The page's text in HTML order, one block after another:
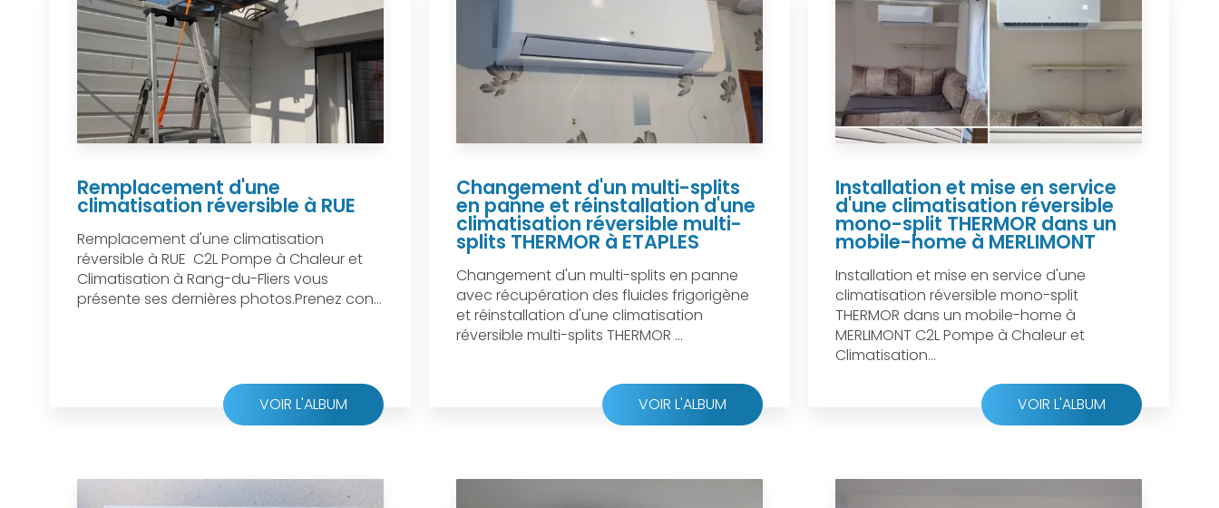
Remplacement d'une
climatisation réversible à RUE
Remplacement d'une climatisation
réversible à RUE C2L Pompe à Chaleur et
Climatisation à Rang-du-Fliers vous
présente ses dernières photos.Prenez con...
VOIR L'ALBUM
Changement d'un multi-splits
en panne et réinstallation d'une
climatisation réversible multi-
splits THERMOR à ETAPLES
Changement d'un multi-splits en panne
avec récupération des fluides frigorigène
et réinstallation d'une climatisation
réversible multi-splits THERMOR ...
VOIR L'ALBUM
Installation et mise en service
d'une climatisation réversible
mono-split THERMOR dans un
mobile-home à MERLIMONT
Installation et mise en service d'une
climatisation réversible mono-split
THERMOR dans un mobile-home à
MERLIMONT C2L Pompe à Chaleur et
Climatisation...
VOIR L'ALBUM